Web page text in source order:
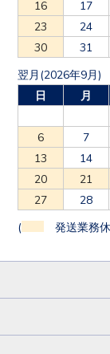
23
24
30
31
日
月
6
7
13
14
20
21
27
28